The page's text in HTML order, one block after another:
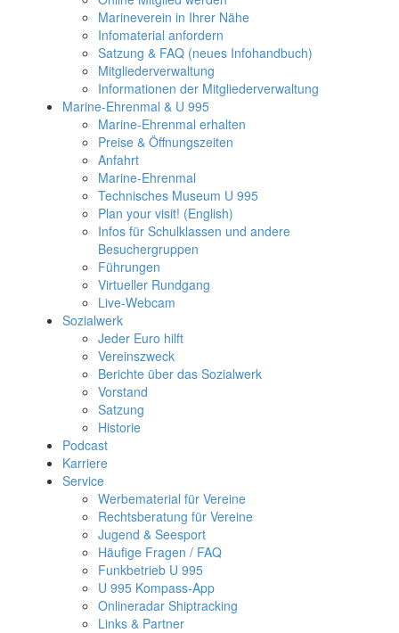
Marineverein in Ihrer Nähe
Infomaterial anfordern
Satzung & FAQ (neues Infohandbuch)
Mitgliederverwaltung
Informationen der Mitgliederverwaltung
Marine-Ehrenmal & U 995
Marine-Ehrenmal erhalten
Preise & Öffnungszeiten
Anfahrt
Marine-Ehrenmal
Technisches Museum U 995
Plan your visit! (English)
Infos für Schulklassen und andere
Besuchergruppen
Führungen
Virtueller Rundgang
Live-Webcam
Sozialwerk
Jeder Euro hilft
Vereinszweck
Berichte über das Sozialwerk
Vorstand
Satzung
Historie
Podcast
Karriere
Service
Werbematerial für Vereine
Rechtsberatung für Vereine
Jugend & Seesport
Häufige Fragen / FAQ
Funkbetrieb U 995
U 995 Kompass-App
Onlineradar Shiptracking
Links & Partner